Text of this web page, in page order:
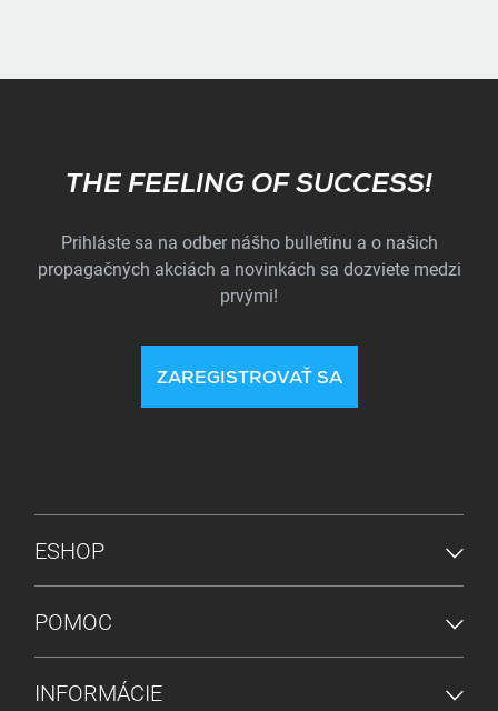
Subscribe
THE FEELING OF SUCCESS!
Prihláste sa na odber nášho bulletinu a o našich
propagačných akciách a novinkách sa dozviete medzi
prvými!
ZAREGISTROVAŤ SA
PONUKA V PÄTE
ESHOP
POMOC
INFORMÁCIE